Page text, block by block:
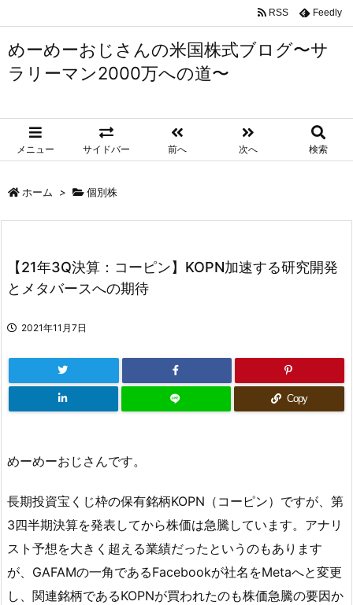
めーめーおじさんの米国株式ブログ〜サ
ラリーマン2000万への道〜
メニュー サイドバー 前へ 次へ 検索
RSS Feedly
ホーム > 個別株
【21年3Q決算：コーピン】KOPN加速する研究開発
とメタバースへの期待
2021年11月7日
Copy
めーめーおじさんです。
長期投資宝くじ枠の保有銘柄KOPN（コーピン）ですが、第
3四半期決算を発表してから株価は急騰しています。アナリ
スト予想を大きく超える業績だったというのもあります
が、GAFAMの一角であるFacebookが社名をMetaへと変更
し、関連銘柄であるKOPNが買われたのも株価急騰の要因か